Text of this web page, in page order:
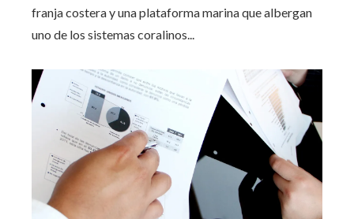
franja costera y una plataforma marina que albergan
uno de los sistemas coralinos...